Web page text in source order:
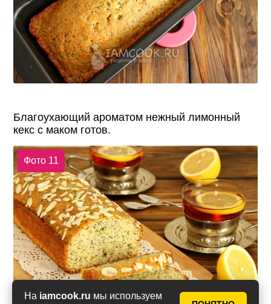
На iamcook.ru мы используем
Благоухающий ароматом нежный лимонный
кекс с маком готов.
Фото 11